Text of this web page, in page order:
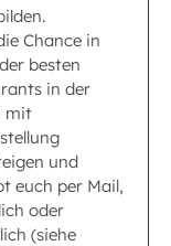
Chance in
besten
in der
mit
und
euch per Mail,
oder
(siehe